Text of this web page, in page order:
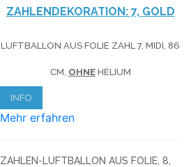
ZAHLENDEKORATION: 7, GOLD
LUFTBALLON AUS FOLIE ZAHL 7, MIDI, 86
CM, OHNEHELIUM
INFO
Mehr erfahren
ZAHLEN-LUFTBALLON AUS FOLIE, 8,